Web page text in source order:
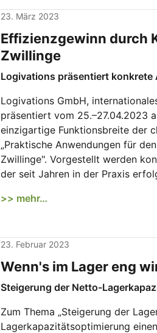
23. März 2023
Effizienzgewinn durch
Zwillinge
Logivations präsentiert konkrete
Logivations GmbH,
präsentiert vom 25.–27.04.2023
einzigartige Funktionsbreite der
„Praktische Anwendungen für
Zwillinge". Vorgestellt werden
der seit Jahren in der Praxis
>> mehr…
23. Februar 2023
Wenn's im Lager eng
Steigerung der Netto-
Zum Thema „Steigerung der
Lagerkapazitätsoptimierung